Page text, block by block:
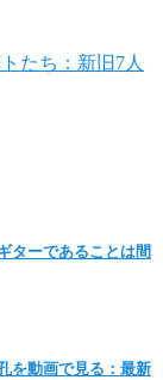
たち：新旧7人
ターであることは間
を動画で見る：最新